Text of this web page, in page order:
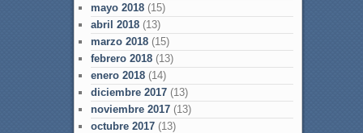
mayo 2018(15)
abril 2018(13)
marzo 2018(15)
febrero 2018(13)
enero 2018(14)
diciembre 2017(13)
noviembre 2017(13)
octubre 2017(13)